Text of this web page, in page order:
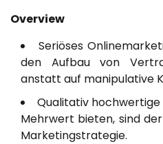
Overview
Seriöses
den Aufbau von
anstatt auf manipulative
Qualitativ
Mehrwert bieten, sind
Marketingstrategie.